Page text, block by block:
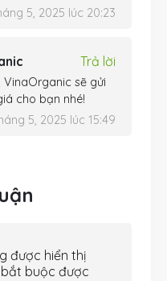
5, 2025 lúc 20:23
Trả lời
VinaOrganic sẽ gửi
cho bạn nhé!
5, 2025 lúc 15:49
được hiển thị
buộc được